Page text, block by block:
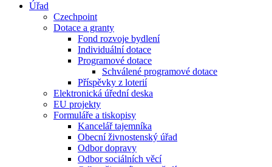
Úřad
Czechpoint
Dotace a granty
Fond rozvoje bydlení
Individuální dotace
Programové dotace
Schválené programové dotace
Příspěvky z loterií
Elektronická úřední deska
EU projekty
Formuláře a tiskopisy
Kancelář tajemníka
Obecní živnostenský úřad
Odbor dopravy
Odbor sociálních věcí